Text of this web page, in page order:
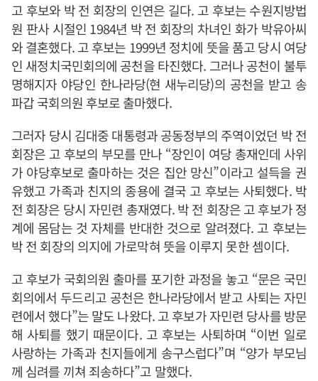
고 후보와 박 전 회장의 인연은 길다. 고 후보는 수원지방법
원 판사 시절인 1984년 박 전 회장의 차녀인 화가 박유아씨
와 결혼했다. 고 후보는 1999년 정치에 뜻을 품고 당시 여당
인 새정치국민회의에 공천을 타진했다. 그러나 공천이 불투
명해지자 야당인 한나라당(현 새누리당)의 공천을 받고 송
파갑 국회의원 후보로 출마했다.
그러자 당시 김대중 대통령과 공동정부의 주역이었던 박 전
회장은 고 후보의 부모를 만나 “장인이 여당 총재인데 사위
가 야당후보로 출마하는 것은 집안 망신”이라고 설득을 권
유했고 가족과 친지의 종용에 결국 고 후보는 사퇴했다. 박
전 회장은 당시 자민련 총재였다. 박 전 회장은 고 후보가 정
계에 몸담는 것 자체를 반대한 것으로 알려졌다. 고 후보는
박 전 회장의 의지에 가로막혀 뜻을 이루지 못한 셈이다.
고 후보가 국회의원 출마를 포기한 과정을 놓고 “문은 국민
회의에서 두드리고 공천은 한나라당에서 받고 사퇴는 자민
련에서 했다”는 말도 나왔다. 고 후보가 자민련 당사를 방문
해 사퇴를 했기 때문이다. 고 후보는 사퇴하며 “이번 일로
사랑하는 가족과 친지들에게 송구스럽다”며 “양가 부모님
께 심려를 끼쳐 죄송하다”고 말했다.